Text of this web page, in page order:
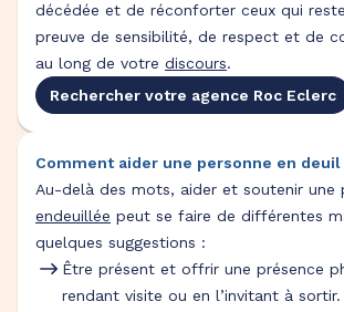
décédée et de réconforter ceux qui
preuve de sensibilité, de respect et de
au long de votre discours.
Rechercher votre agence Roc Eclerc
Comment aider une personne en deuil
Au-delà des mots, aider et soutenir une
endeuillée peut se faire de différentes
quelques suggestions :
Être présent et offrir une présence
rendant visite ou en l’invitant à sortir.